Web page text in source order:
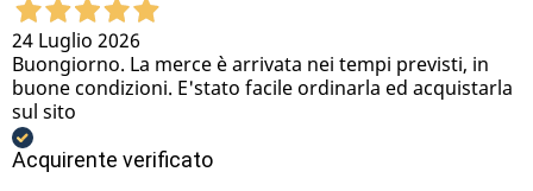
24 Luglio 2026
Buongiorno. La merce è arrivata nei tempi previsti, in
buone condizioni. E'stato facile ordinarla ed acquistarla
sul sito
Acquirente verificato